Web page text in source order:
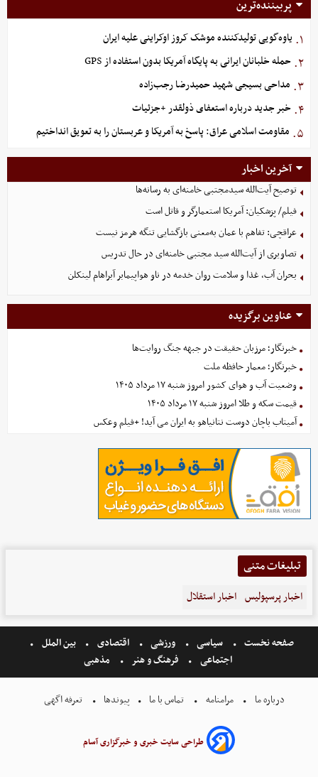
پربیننده‌ترین
۱. یاوه‌گویی تولیدکننده موشک کروز اوکراینی علیه ایران
۲. حمله خلبانان ایرانی به پایگاه آمریکا بدون استفاده از GPS
۳. مداحی بسیجی شهید حمیدرضا رجب‌زاده
۴. خبر جدید درباره استعفای ذولقدر +جزئیات
۵. مقاومت اسلامی عراق: پاسخ به آمریکا و عربستان را به تعویق انداختیم
آخرین اخبار
توصیح آیت‌الله سیدمجتبی خامنه‌ای به رسانه‌ها
فیلم/ پزشکیان: آمریکا استعمارگر و قاتل است
عراقچی: تفاهم با عمان به‌معنی بازگشایی تنگه هرمز نیست
تصاویری از آیت‌الله سید مجتبی خامنه‌ای در حال تدریس
بحران آب، غذا و سلامت روان خدمه در ناو هواپیمابر آبراهام لینکلن
عناوین برگزیده
خبرنگار؛ مرزبان حقیقت در جبهه جنگ روایت‌ها
خبرنگار؛ معمار حافظه ملت
وضعیت آب و هوای کشور امروز شنبه ۱۷ مرداد ۱۴۰۵
قیمت سکه و طلا امروز شنبه ۱۷ مرداد ۱۴۰۵
آمیتاب باچان دوست نتانیاهو به ایران می آید! +فیلم وعکس
تبلیغات متنی
اخبار پرسپولیس اخبار استقلال
صفحه نخست سیاسی ورزشی اقتصادی
بین الملل
اجتماعی
فرهنگ و هنر مذهبی
درباره ما مرامنامه تماس با ما پیوندها تعرفه اگهی
طراحی سایت خبری و خبرگزاری آسام